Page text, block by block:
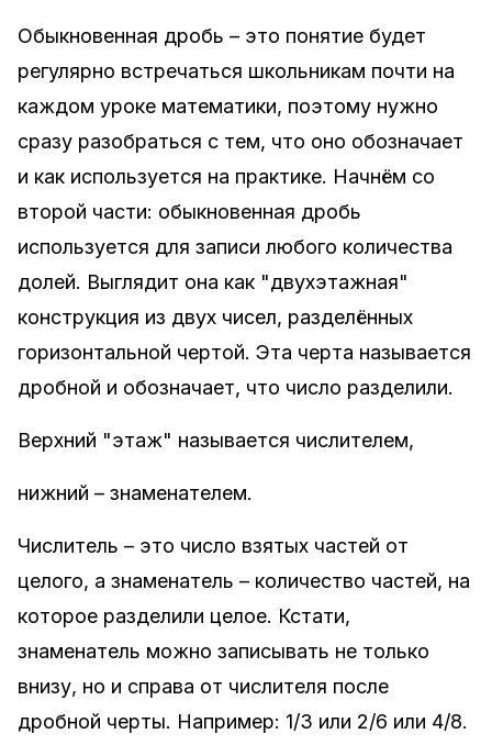
Обыкновенная дробь – это понятие будет
регулярно встречаться школьникам почти на
каждом уроке математики, поэтому нужно
сразу разобраться с тем, что оно обозначает
и как используется на практике. Начнём со
второй части: обыкновенная дробь
используется для записи любого количества
долей. Выглядит она как "двухэтажная"
конструкция из двух чисел, разделённых
горизонтальной чертой. Эта черта называется
дробной и обозначает, что число разделили.
Верхний "этаж" называется числителем,
нижний – знаменателем.
Числитель – это число взятых частей от
целого, а знаменатель – количество частей, на
которое разделили целое. Кстати,
знаменатель можно записывать не только
внизу, но и справа от числителя после
дробной черты. Например: 1/3 или 2/6 или 4/8.